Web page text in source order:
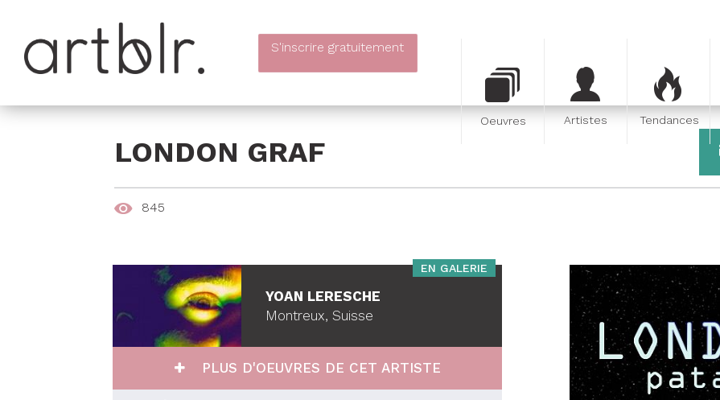
S'inscrire gratuitement
Oeuvres Artistes Tendances
LONDON GRAF
845
YOAN LERESCHE
Montreux, Suisse
EN GALERIE
PLUS D'OEUVRES DE CET ARTISTE